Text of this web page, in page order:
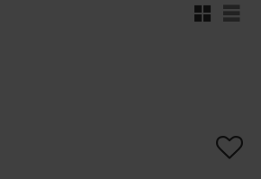
Rutnätsvy
Lägg